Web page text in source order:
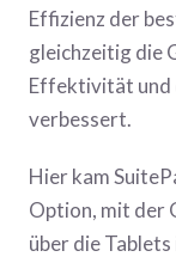
Effizienz der
gleichzeitig die
Effektivität und
verbessert.
Hier kam
Option, mit der
über die